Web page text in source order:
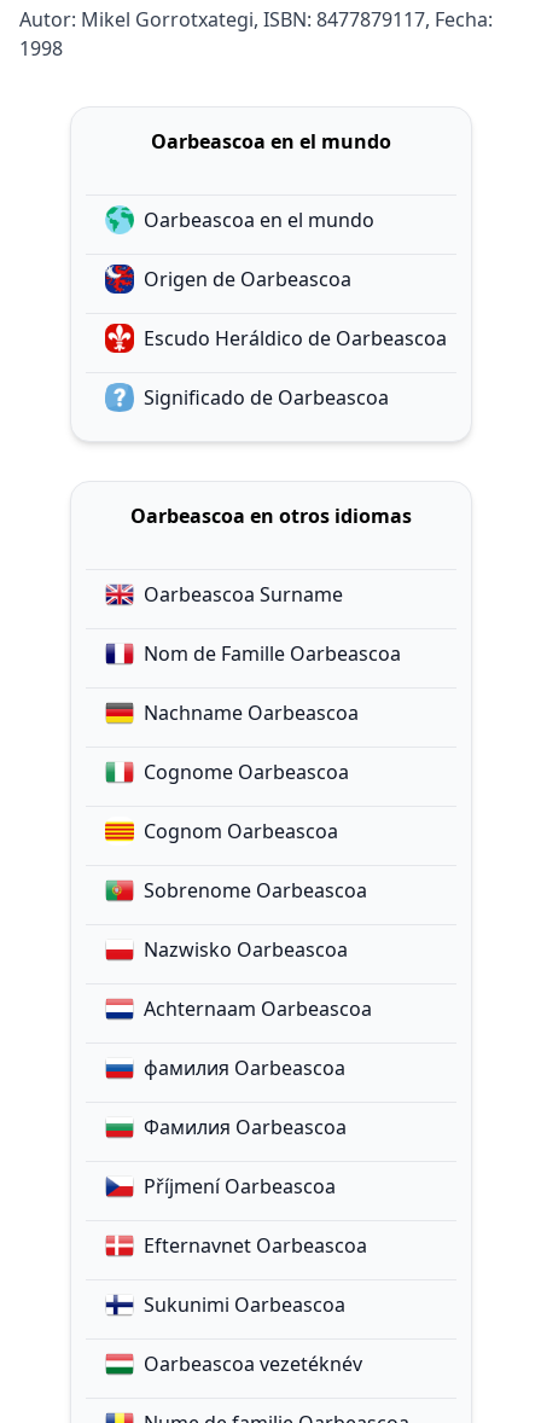
Autor: Mikel Gorrotxategi, ISBN: 8477879117, Fecha:
1998
Oarbeascoa en el mundo
Oarbeascoa en el mundo
Origen de Oarbeascoa
Escudo Heráldico de Oarbeascoa
Significado de Oarbeascoa
Oarbeascoa en otros idiomas
Oarbeascoa Surname
Nom de Famille Oarbeascoa
Nachname Oarbeascoa
Cognome Oarbeascoa
Cognom Oarbeascoa
Sobrenome Oarbeascoa
Nazwisko Oarbeascoa
Achternaam Oarbeascoa
фамилия Oarbeascoa
Фамилия Oarbeascoa
Příjmení Oarbeascoa
Efternavnet Oarbeascoa
Sukunimi Oarbeascoa
Oarbeascoa vezetéknév